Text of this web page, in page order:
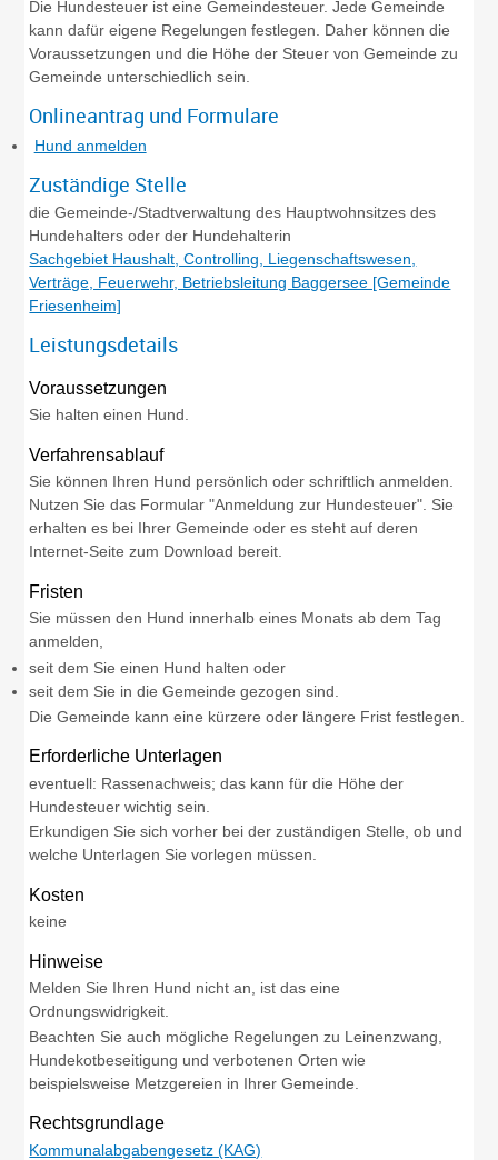
Die Hundesteuer ist eine Gemeindesteuer. Jede Gemeinde
kann dafür eigene Regelungen festlegen. Daher können die
Voraussetzungen und die Höhe der Steuer von Gemeinde zu
Gemeinde unterschiedlich sein.
Onlineantrag und Formulare
Hund anmelden
Zuständige Stelle
die Gemeinde-/Stadtverwaltung des Hauptwohnsitzes des
Hundehalters oder der Hundehalterin
Sachgebiet Haushalt, Controlling, Liegenschaftswesen,
Verträge, Feuerwehr, Betriebsleitung Baggersee [Gemeinde
Friesenheim]
Leistungsdetails
Voraussetzungen
Sie halten einen Hund.
Verfahrensablauf
Sie können Ihren Hund persönlich oder schriftlich anmelden.
Nutzen Sie das Formular "Anmeldung zur Hundesteuer". Sie
erhalten es bei Ihrer Gemeinde oder es steht auf deren
Internet-Seite zum Download bereit.
Fristen
Sie müssen den Hund innerhalb eines Monats ab dem Tag
anmelden,
seit dem Sie einen Hund halten oder
seit dem Sie in die Gemeinde gezogen sind.
Die Gemeinde kann eine kürzere oder längere Frist festlegen.
Erforderliche Unterlagen
eventuell: Rassenachweis; das kann für die Höhe der
Hundesteuer wichtig sein.
Erkundigen Sie sich vorher bei der zuständigen Stelle, ob und
welche Unterlagen Sie vorlegen müssen.
Kosten
keine
Hinweise
Melden Sie Ihren Hund nicht an, ist das eine
Ordnungswidrigkeit.
Beachten Sie auch mögliche Regelungen zu Leinenzwang,
Hundekotbeseitigung und verbotenen Orten wie
beispielsweise Metzgereien in Ihrer Gemeinde.
Rechtsgrundlage
Kommunalabgabengesetz (KAG)